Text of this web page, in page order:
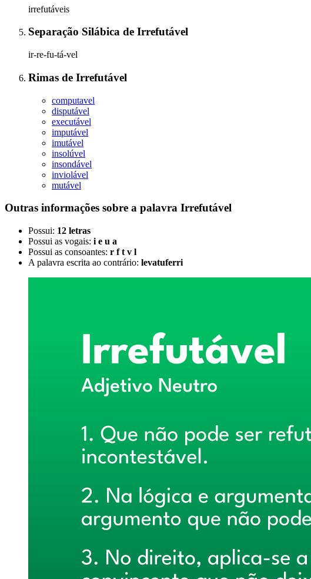
irrefutáveis
Separação Silábica de Irrefutável
ir-re-fu-tá-vel
Rimas de Irrefutável
computavel
disputável
executável
imputável
imutável
insolúvel
insondável
inviolável
mutável
Outras informações sobre a palavra Irrefutável
Possui: 12 letras
Possui as vogais: i e u a
Possui as consoantes: r f t v l
A palavra escrita ao contrário: levatuferri